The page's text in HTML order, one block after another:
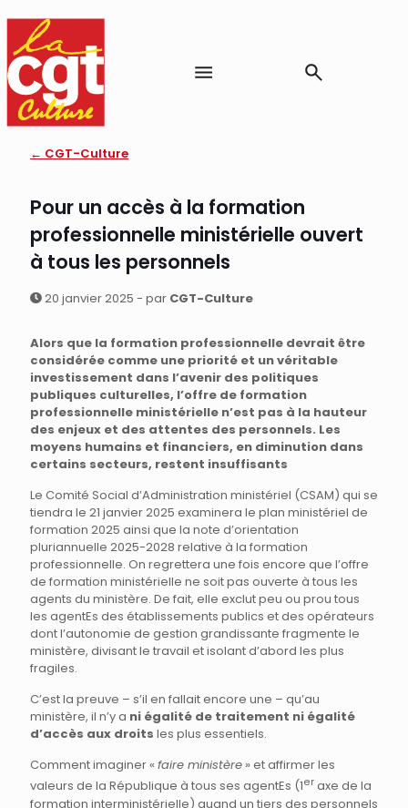
← CGT-Culture
Pour un accès à la formation
professionnelle ministérielle ouvert
à tous les personnels
20 janvier 2025 - par CGT-Culture
Alors que la formation professionnelle devrait être
considérée comme une priorité et un véritable
investissement dans l’avenir des politiques
publiques culturelles, l’offre de formation
professionnelle ministérielle n’est pas à la hauteur
des enjeux et des attentes des personnels. Les
moyens humains et financiers, en diminution dans
certains secteurs, restent insuffisants
Le Comité Social d’Administration ministériel (CSAM) qui se
tiendra le 21 janvier 2025 examinera le plan ministériel de
formation 2025 ainsi que la note d’orientation
pluriannuelle 2025-2028 relative à la formation
professionnelle. On regrettera une fois encore que l’offre
de formation ministérielle ne soit pas ouverte à tous les
agents du ministère. De fait, elle exclut peu ou prou tous
les agentEs des établissements publics et des opérateurs
dont l’autonomie de gestion grandissante fragmente le
ministère, divisant le travail et isolant d’abord les plus
fragiles.
C’est la preuve – s’il en fallait encore une – qu’au
ministère, il n’y a ni égalité de traitement ni égalité
d’accès aux droits les plus essentiels.
Comment imaginer « faire ministère » et affirmer les
valeurs de la République à tous ses agentEs (1er axe de la
formation interministérielle) quand un tiers des personnels